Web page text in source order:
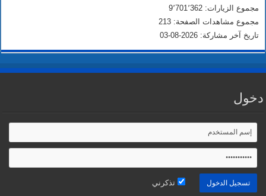
مجموع الزيارات: 9٬701٬362
مجموع مشاهدات الصفحة: 213
تاريخ آخر مشاركة: 2026-08-03
دخول
تذكرني